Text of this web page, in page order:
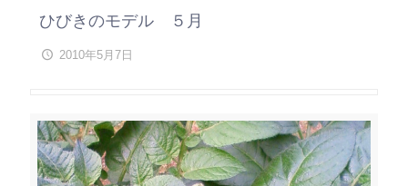
ひびきのモデル ５月
2010年5月7日